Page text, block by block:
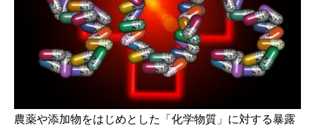
農薬や添加物をはじめとした「化学物質」に対する暴露